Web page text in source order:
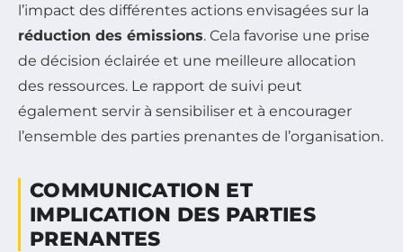
l’impact des différentes actions envisagées sur la
réduction des émissions. Cela favorise une prise
de décision éclairée et une meilleure allocation
des ressources. Le rapport de suivi peut
également servir à sensibiliser et à encourager
l’ensemble des parties prenantes de l’organisation.
COMMUNICATION ET
IMPLICATION DES PARTIES
PRENANTES